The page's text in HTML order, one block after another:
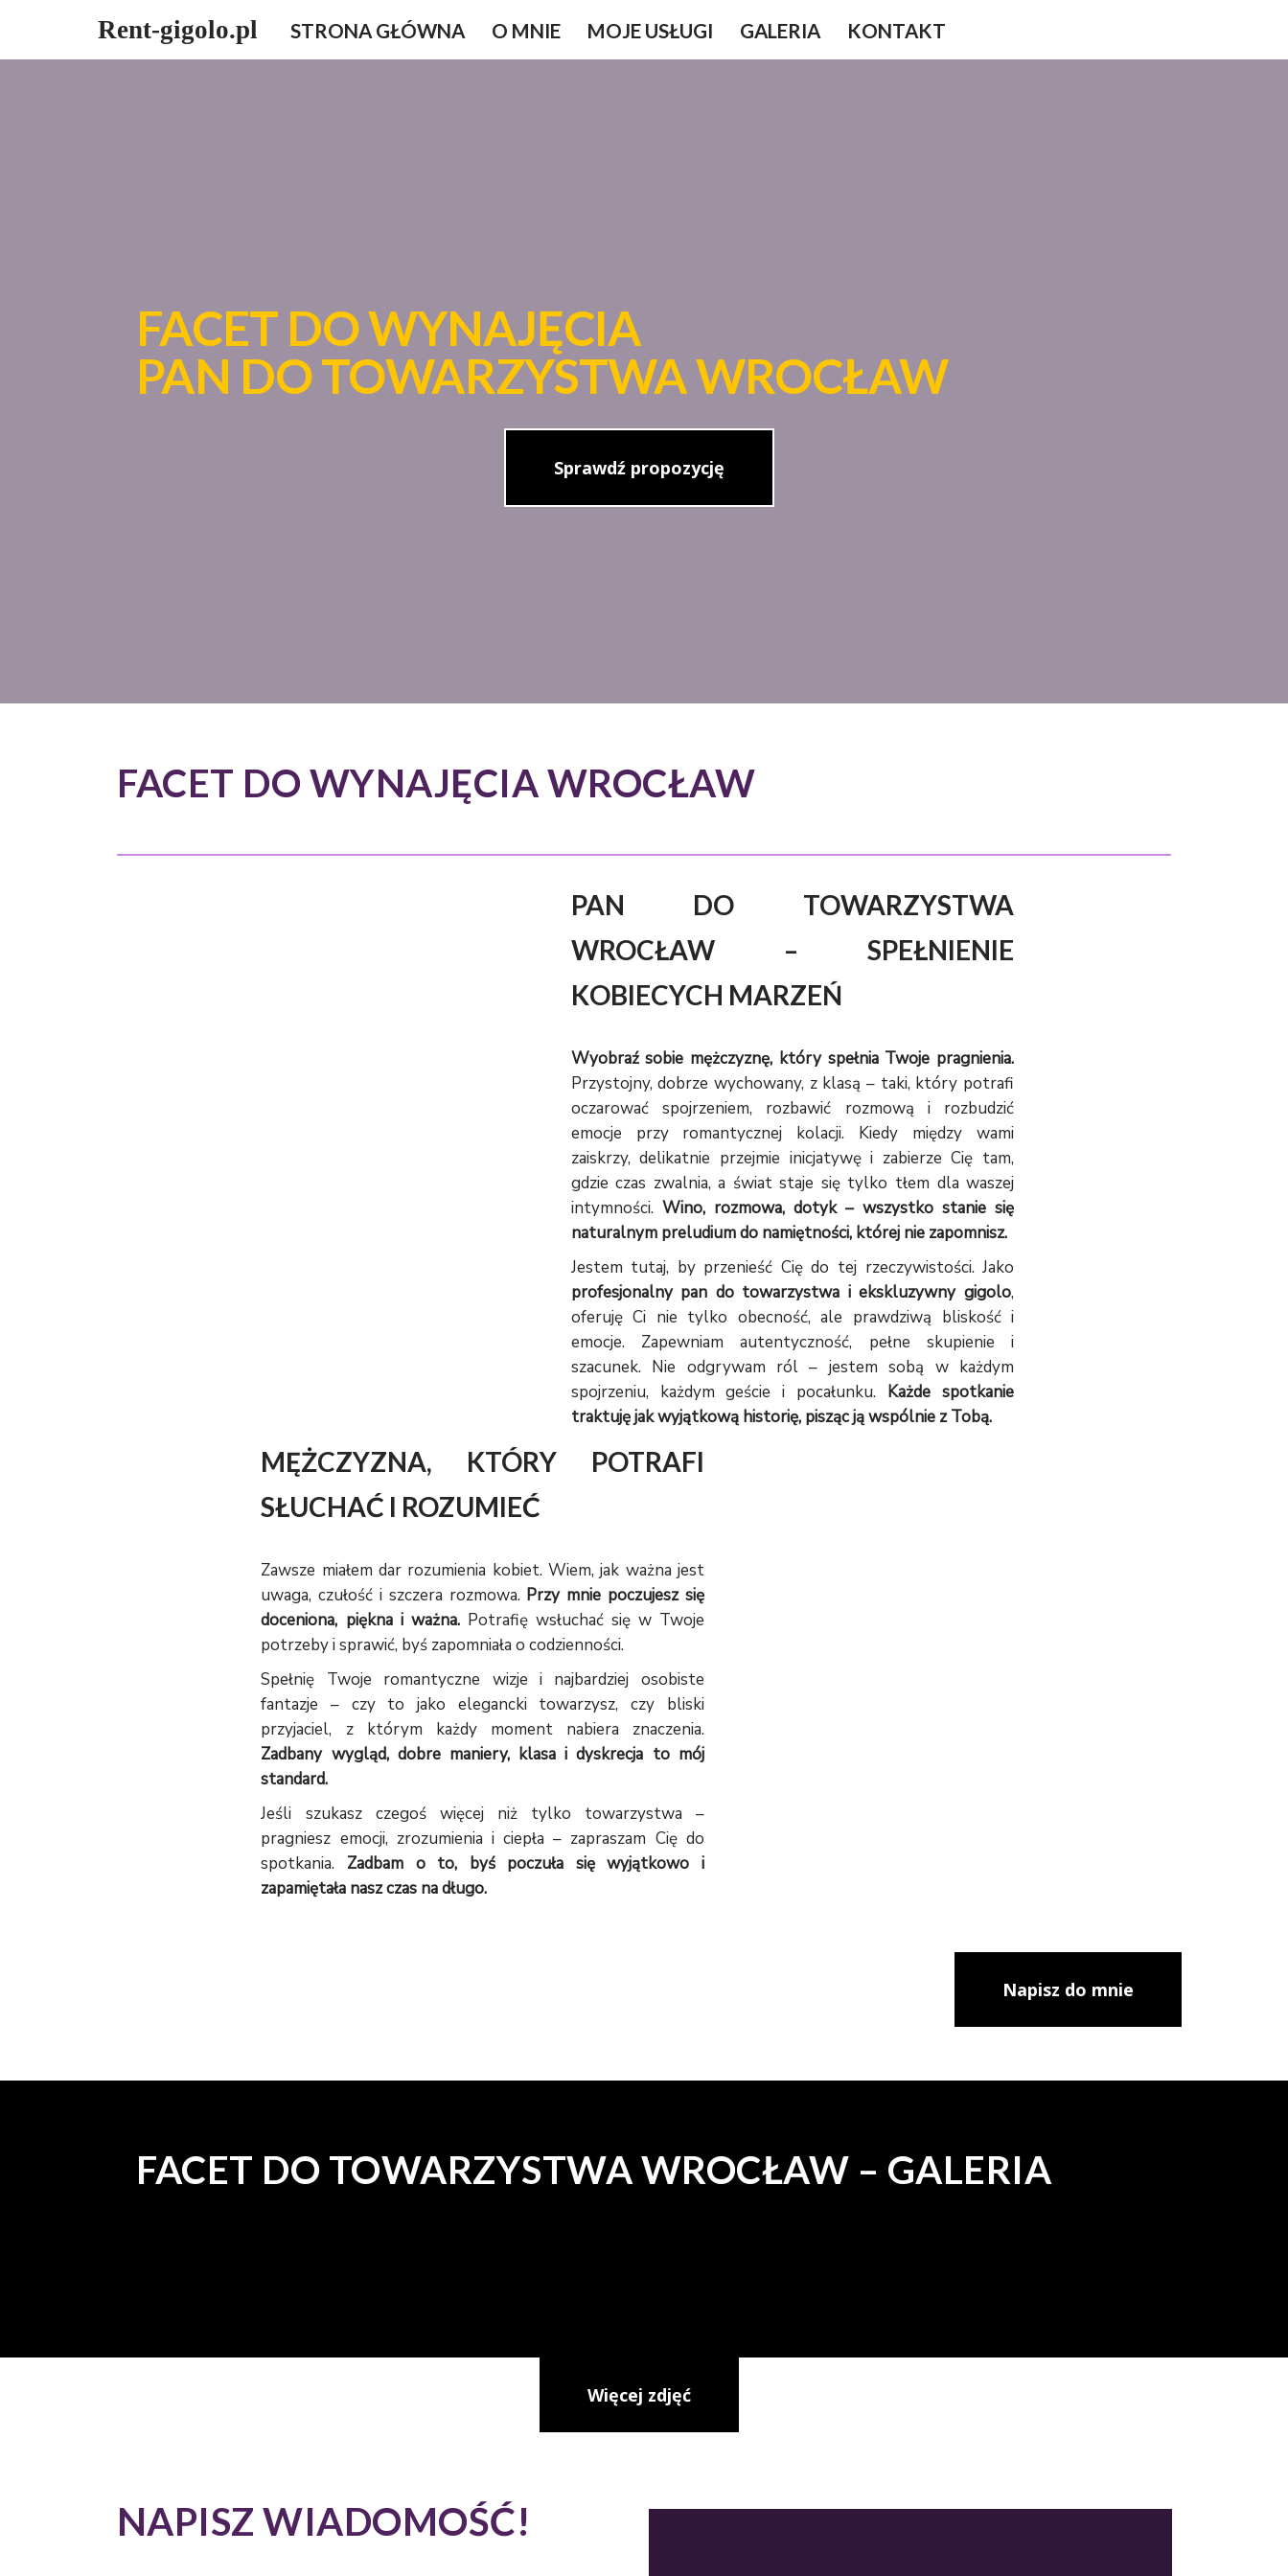
Rent-gigolo.pl STRONA GŁÓWNA O MNIE MOJE USŁUGI GALERIA KONTAKT
FACET DO WYNAJĘCIA
PAN DO TOWARZYSTWA WROCŁAW
Sprawdź propozycję
FACET DO WYNAJĘCIA WROCŁAW
PAN DO TOWARZYSTWA
WROCŁAW – SPEŁNIENIE
KOBIECYCH MARZEŃ
Wyobraź sobie mężczyznę, który spełnia Twoje pragnienia.
Przystojny, dobrze wychowany, z klasą – taki, który potrafi
oczarować spojrzeniem, rozbawić rozmową i rozbudzić
emocje przy romantycznej kolacji. Kiedy między wami
zaiskrzy, delikatnie przejmie inicjatywę i zabierze Cię tam,
gdzie czas zwalnia, a świat staje się tylko tłem dla waszej
intymności. Wino, rozmowa, dotyk – wszystko stanie się
naturalnym preludium do namiętności, której nie zapomnisz.
Jestem tutaj, by przenieść Cię do tej rzeczywistości. Jako
profesjonalny pan do towarzystwa i ekskluzywny gigolo,
oferuję Ci nie tylko obecność, ale prawdziwą bliskość i
emocje. Zapewniam autentyczność, pełne skupienie i
szacunek. Nie odgrywam ról – jestem sobą w każdym
spojrzeniu, każdym geście i pocałunku. Każde spotkanie
traktuję jak wyjątkową historię, pisząc ją wspólnie z Tobą.
MĘŻCZYZNA, KTÓRY POTRAFI
SŁUCHAĆ I ROZUMIEĆ
Zawsze miałem dar rozumienia kobiet. Wiem, jak ważna jest
uwaga, czułość i szczera rozmowa. Przy mnie poczujesz się
doceniona, piękna i ważna.Potrafię wsłuchać się w Twoje
potrzeby i sprawić, byś zapomniała o codzienności.
Spełnię Twoje romantyczne wizje i najbardziej osobiste
fantazje – czy to jako elegancki towarzysz, czy bliski
przyjaciel, z którym każdy moment nabiera znaczenia.
Zadbany wygląd, dobre maniery, klasa i dyskrecja to mój
standard.
Jeśli szukasz czegoś więcej niż tylko towarzystwa –
pragniesz emocji, zrozumienia i ciepła – zapraszam Cię do
spotkania. Zadbam o to, byś poczuła się wyjątkowo i
zapamiętała nasz czas na długo.
Napisz do mnie
FACET DO TOWARZYSTWA WROCŁAW – GALERIA
Więcej zdjęć
NAPISZ WIADOMOŚĆ!